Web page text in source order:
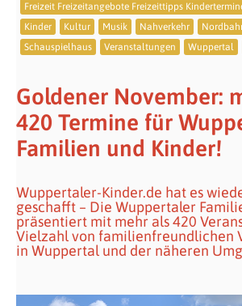
Freizeit Freizeitangebote Freizeittipps
Kinder
Kultur Musik Nahverkehr
Schauspielhaus
Veranstaltungen Wuppertal
Goldener November:
420 Termine für
Familien und Kinder!
Wuppertaler-Kinder.de hat es
geschafft – Die Wuppertaler
präsentiert mit mehr als 420
Vielzahl von familienfreundlichen
in Wuppertal und der näheren